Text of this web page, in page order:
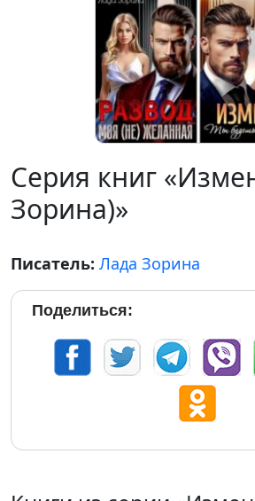
Серия книг
Зорина)»
Писатель: Лада Зорина
Поделиться: